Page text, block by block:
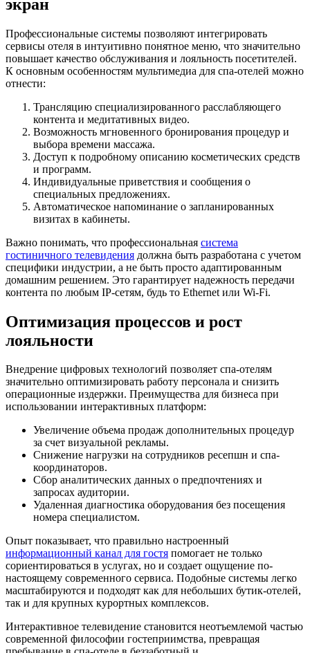
экран
Профессиональные системы позволяют интегрировать
сервисы отеля в интуитивно понятное меню, что значительно
повышает качество обслуживания и лояльность посетителей.
К основным особенностям мультимедиа для спа-отелей можно
отнести:
Трансляцию специализированного расслабляющего
контента и медитативных видео.
Возможность мгновенного бронирования процедур и
выбора времени массажа.
Доступ к подробному описанию косметических средств
и программ.
Индивидуальные приветствия и сообщения о
специальных предложениях.
Автоматическое напоминание о запланированных
визитах в кабинеты.
Важно понимать, что профессиональная система
гостиничного телевидения должна быть разработана с учетом
специфики индустрии, а не быть просто адаптированным
домашним решением. Это гарантирует надежность передачи
контента по любым IP-сетям, будь то Ethernet или Wi-Fi.
Оптимизация процессов и рост
лояльности
Внедрение цифровых технологий позволяет спа-отелям
значительно оптимизировать работу персонала и снизить
операционные издержки. Преимущества для бизнеса при
использовании интерактивных платформ:
Увеличение объема продаж дополнительных процедур
за счет визуальной рекламы.
Снижение нагрузки на сотрудников ресепшн и спа-
координаторов.
Сбор аналитических данных о предпочтениях и
запросах аудитории.
Удаленная диагностика оборудования без посещения
номера специалистом.
Опыт показывает, что правильно настроенный
информационный канал для гостя помогает не только
сориентироваться в услугах, но и создает ощущение по-
настоящему современного сервиса. Подобные системы легко
масштабируются и подходят как для небольших бутик-отелей,
так и для крупных курортных комплексов.
Интерактивное телевидение становится неотъемлемой частью
современной философии гостеприимства, превращая